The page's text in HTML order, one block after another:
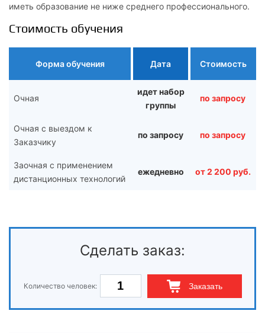
иметь образование не ниже среднего профессионального.
Стоимость обучения
Форма обучения Дата Стоимость
Очная
идет набор
группы
по запросу
Очная с выездом к
Заказчику
по запросу по запросу
Заочная с применением
дистанционных технологий
ежедневно от 2 200 руб.
Сделать заказ:
Количество человек: Заказать